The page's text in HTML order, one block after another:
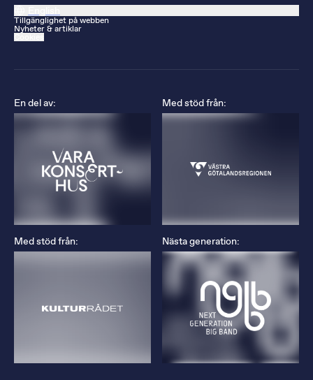
Tillgänglighet på webben
Nyheter & artiklar
En del av: Med stöd från:
Med stöd från: Nästa generation: